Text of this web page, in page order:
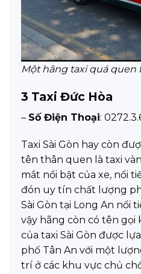
Một hãng taxi quá quen
3 Taxi Đức Hòa
– Số Điện Thoại:
Taxi Sài Gòn hay còn
tên thân quen là taxi
mắt nổi bật của xe, nổi
đón uy tín chất lượng
Sài Gòn tại Long An nổi
vậy hãng còn có tên gọi
của taxi Sài Gòn được
phố Tân An với một
trí ở các khu vực chủ